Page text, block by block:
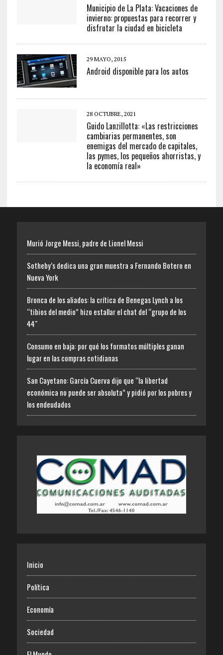
Municipio de La Plata: Vacaciones de
invierno: propuestas para recorrer y
disfrutar la ciudad en bicicleta
29 MAYO, 2015
Android disponible para los autos
28 OCTUBRE, 2021
Guido Lanzillotta: «Las restricciones
cambiarias permanentes, son
enemigas del mercado de capitales,
las pymes, los pequeños ahorristas, y
la economía real»
Murió Jorge Messi, padre de Lionel Messi
Sotheby’s dedica una gran muestra a Fernando Botero en
Nueva York
Bronca de los aliados: la crítica de Benegas Lynch a los
“tibios del medio” hizo estallar el chat del “grupo de los
44″
Consumo en baja: por qué los formatos múltiples ganan
lugar en las compras cotidianas
San Cayetano: García Cuerva dijo que “la libertad
económica no puede ser absoluta” y pidió por los pobres y
los endeudados
Inicio
Política
Economía
Sociedad